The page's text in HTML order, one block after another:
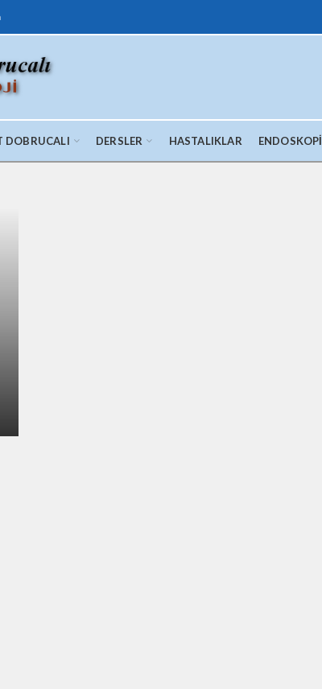
DOBRUCALI DERSLER HASTALIKLAR ENDOSKOPI